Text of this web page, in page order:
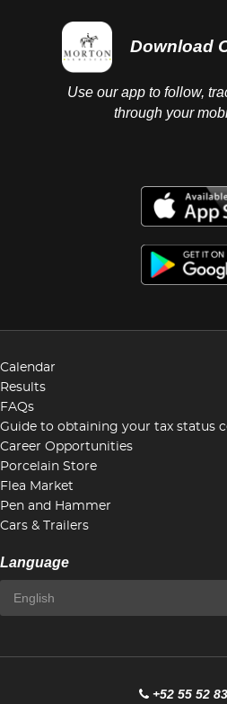
Download
Use our app to follow,
through your
Calendar
Results
FAQs
Guide to obtaining your tax status
Career Opportunities
Porcelain Store
Flea Market
Pen and Hammer
Cars & Trailers
Language
+52 55 52